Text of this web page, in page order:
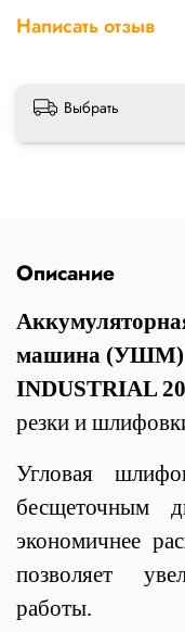
Написать отзыв
Выбрать
Описание
машина (УШМ)
INDUSTRIAL
резки и
Угловая
бесщеточным
экономичнее
позволяет
работы.